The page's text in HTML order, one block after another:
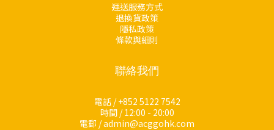
運送服務方式
退換貨政策
隱私政策
條款與細則
聯絡我們
電話 / +852 5122 7542
時間 / 12:00 - 20:00
電郵 / admin@acggohk.com